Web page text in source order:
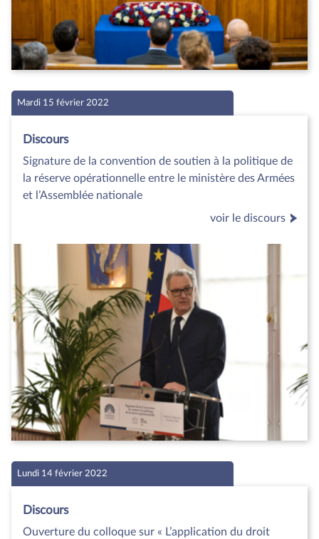
Mardi 15 février 2022
Discours
Signature de la convention de soutien à la politique de
la réserve opérationnelle entre le ministère des Armées
et l’Assemblée nationale
voir le discours
Lundi 14 février 2022
Discours
Ouverture du colloque sur « L’application du droit